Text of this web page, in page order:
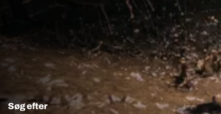
Søg efter